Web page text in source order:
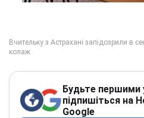
Будьте першими
підпишіться на
Google